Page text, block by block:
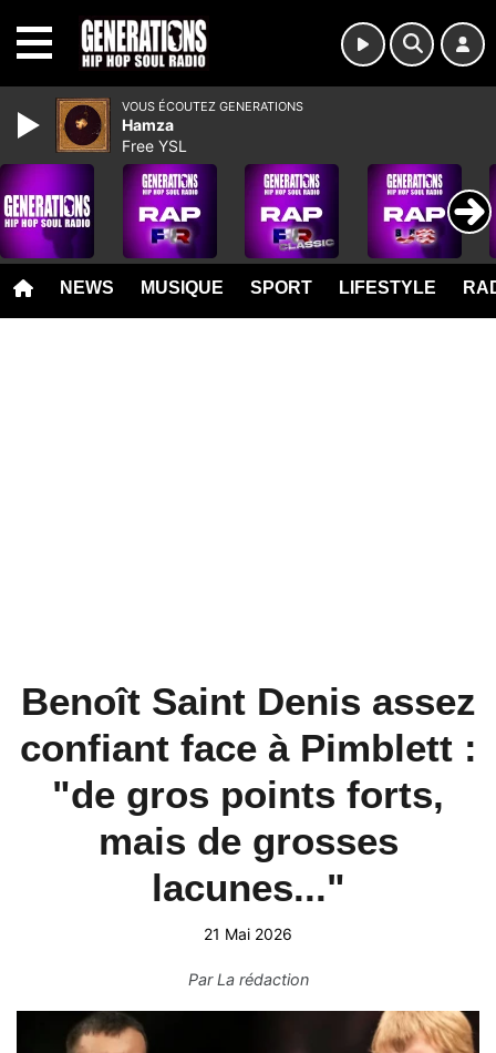
NEWS MUSIQUE SPORT LIFESTYLE
Benoît Saint Denis assez
confiant face à Pimblett :
"de gros points forts,
mais de grosses
lacunes..."
21 Mai 2026
ParLa rédaction
VOUS ÉCOUTEZ GENERATIONS
Hamza
Free YSL